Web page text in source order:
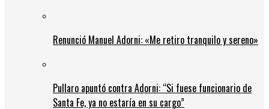
Renunció Manuel Adorni: «Me retiro tranquilo y sereno»
Pullaro apuntó contra Adorni: “Si fuese funcionario de
Santa Fe, ya no estaría en su cargo”